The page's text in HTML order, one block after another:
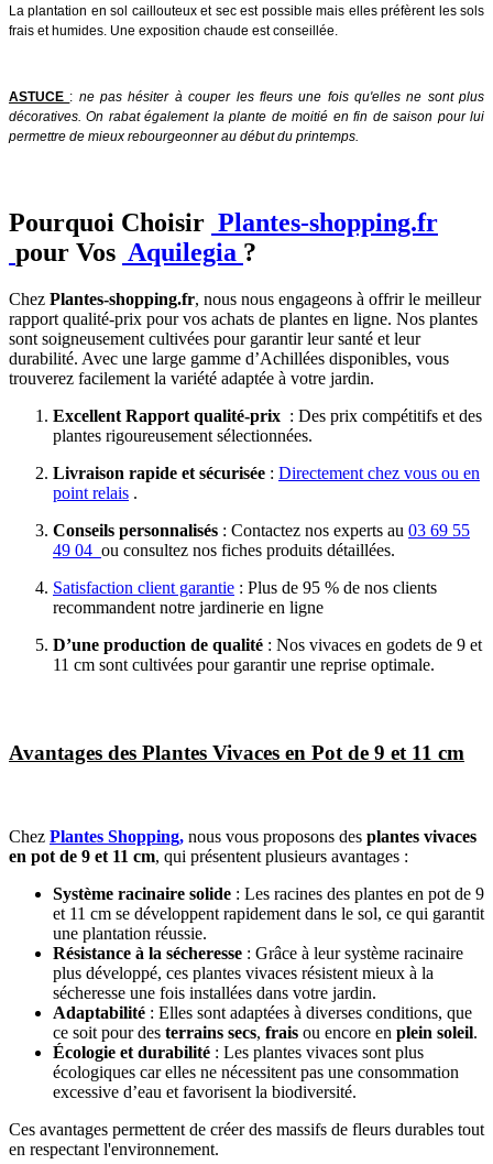
La plantation en sol caillouteux et sec est possible mais elles préfèrent les sols
frais et humides. Une exposition chaude est conseillée.
ASTUCE : ne pas hésiter à couper les fleurs une fois qu'elles ne sont plus
décoratives. On rabat également la plante de moitié en fin de saison pour lui
permettre de mieux rebourgeonner au début du printemps.
Pourquoi Choisir Plantes-shopping.fr
pour Vos Aquilegia ?
Chez Plantes-shopping.fr, nous nous engageons à offrir le meilleur
rapport qualité-prix pour vos achats de plantes en ligne. Nos plantes
sont soigneusement cultivées pour garantir leur santé et leur
durabilité. Avec une large gamme d’Achillées disponibles, vous
trouverez facilement la variété adaptée à votre jardin.
Excellent Rapport qualité-prix : Des prix compétitifs et des
plantes rigoureusement sélectionnées.
Livraison rapide et sécurisée : Directement chez vous ou en
point relais .
Conseils personnalisés : Contactez nos experts au 03 69 55
49 04 ou consultez nos fiches produits détaillées.
Satisfaction client garantie : Plus de 95 % de nos clients
recommandent notre jardinerie en ligne
D’une production de qualité : Nos vivaces en godets de 9 et
11 cm sont cultivées pour garantir une reprise optimale.
Avantages des Plantes Vivaces en Pot de 9 et 11 cm
Chez Plantes Shopping, nous vous proposons des plantes vivaces
en pot de 9 et 11 cm, qui présentent plusieurs avantages :
Système racinaire solide : Les racines des plantes en pot de 9
et 11 cm se développent rapidement dans le sol, ce qui garantit
une plantation réussie.
Résistance à la sécheresse : Grâce à leur système racinaire
plus développé, ces plantes vivaces résistent mieux à la
sécheresse une fois installées dans votre jardin.
Adaptabilité : Elles sont adaptées à diverses conditions, que
ce soit pour des terrains secs, frais ou encore en plein soleil.
Écologie et durabilité : Les plantes vivaces sont plus
écologiques car elles ne nécessitent pas une consommation
excessive d’eau et favorisent la biodiversité.
Ces avantages permettent de créer des massifs de fleurs durables tout
en respectant l'environnement.